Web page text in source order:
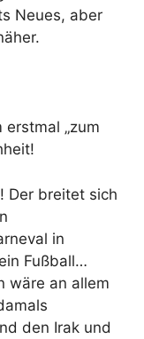
Neues, aber
erstmal „zum
Der breitet sich
in
Fußball…
wäre an allem
den Irak und